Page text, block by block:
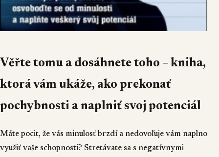
Věřte tomu a dosáhnete toho – kniha,
ktorá vám ukáže, ako prekonať
pochybnosti a naplniť svoj potenciál
Máte pocit, že vás minulosť brzdí a nedovoľuje vám naplno
využiť vaše schopnosti? Stretávate sa s negatívnymi